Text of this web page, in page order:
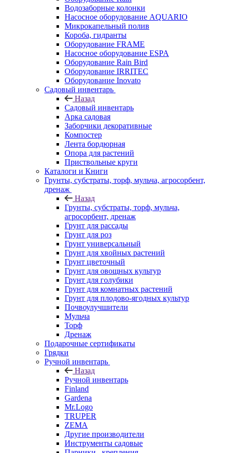
Водозаборные колонки
Насосное оборудование AQUARIO
Микрокапельный полив
Короба, гидранты
Оборудование FRAME
Насосное оборудование ESPA
Оборудование Rain Bird
Оборудование IRRITEC
Оборудование Inovato
Садовый инвентарь
Назад
Садовый инвентарь
Арка садовая
Заборчики декоративные
Компостер
Лента бордюрная
Опора для растений
Приствольные круги
Каталоги и Книги
Грунты, субстраты, торф, мульча, агросорбент,
дренаж
Назад
Грунты, субстраты, торф, мульча,
агросорбент, дренаж
Грунт для рассады
Грунт для роз
Грунт универсальный
Грунт для хвойных растений
Грунт цветочный
Грунт для овощных культур
Грунт для голубики
Грунт для комнатных растений
Грунт для плодово-ягодных культур
Почвоулучшители
Мульча
Торф
Дренаж
Подарочные сертификаты
Грядки
Ручной инвентарь
Назад
Ручной инвентарь
Finland
Gardena
Mr.Logo
TRUPER
ZEMA
Другие производители
Инструменты садовые